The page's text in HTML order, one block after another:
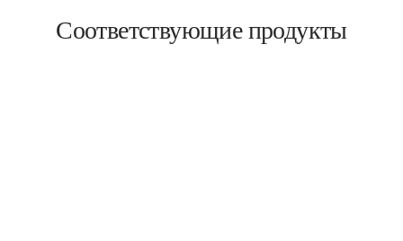
Соответствующие продукты